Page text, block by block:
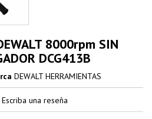
8000rpm SIN
DCG413B
DEWALT HERRAMIENTAS
Escriba una reseña